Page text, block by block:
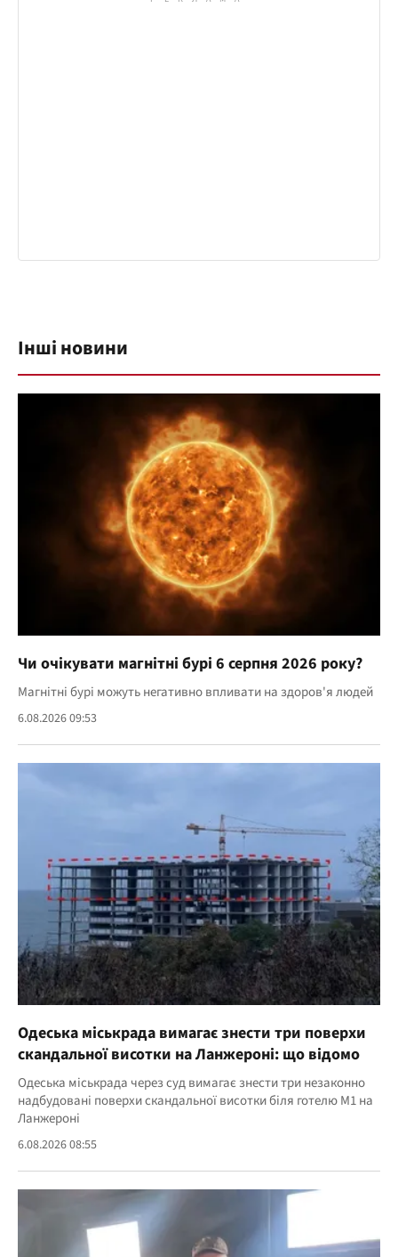
Інші новини
Чи очікувати магнітні бурі 6 серпня 2026 року?
Магнітні бурі можуть негативно впливати на здоров'я людей
6.08.2026 09:53
Одеська міськрада вимагає знести три поверхи
скандальної висотки на Ланжероні: що відомо
Одеська міськрада через суд вимагає знести три незаконно
надбудовані поверхи скандальної висотки біля готелю M1 на
Ланжероні
6.08.2026 08:55